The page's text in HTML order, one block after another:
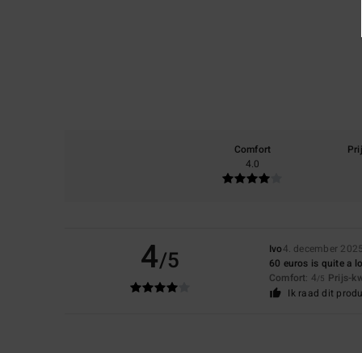
Comfort
4.0
4/5 Ivo4. december 2025
60 euros is quite a
Comfort: 4/5 Prijs-
Ik raad dit